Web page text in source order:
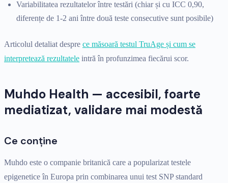
Variabilitatea rezultatelor între testări (chiar și cu ICC 0,90,
diferențe de 1-2 ani între două teste consecutive sunt posibile)
Articolul detaliat despre ce măsoară testul TruAge și cum se
interpretează rezultatele intră în profunzimea fiecărui scor.
Muhdo Health — accesibil, foarte
mediatizat, validare mai modestă
Ce conține
Muhdo este o companie britanică care a popularizat testele
epigenetice în Europa prin combinarea unui test SNP standard